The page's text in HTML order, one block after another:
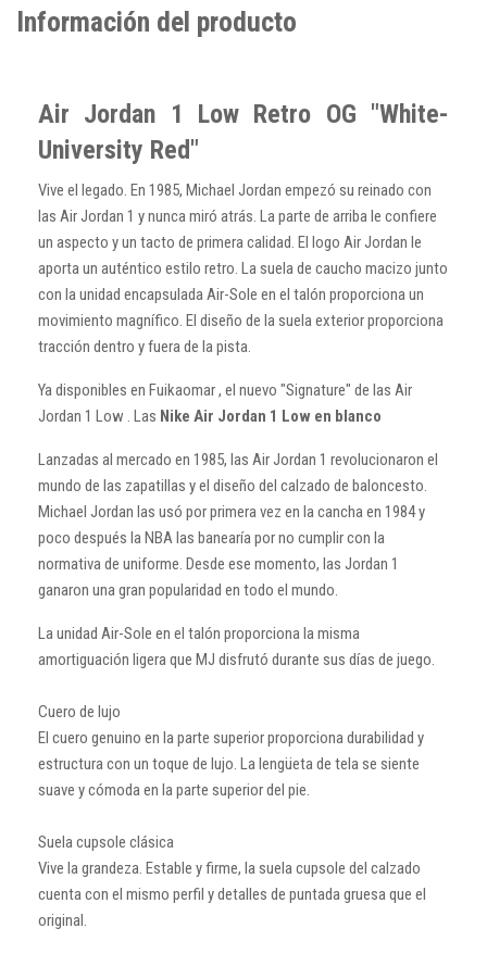
Información del producto
Air Jordan 1 Low Retro OG "White-
University Red"
Vive el legado. En 1985, Michael Jordan empezó su reinado con
las Air Jordan 1 y nunca miró atrás. La parte de arriba le confiere
un aspecto y un tacto de primera calidad. El logo Air Jordan le
aporta un auténtico estilo retro. La suela de caucho macizo junto
con la unidad encapsulada Air-Sole en el talón proporciona un
movimiento magnífico. El diseño de la suela exterior proporciona
tracción dentro y fuera de la pista.
Ya disponibles en Fuikaomar , el nuevo "Signature" de las Air
Jordan 1 Low . Las Nike Air Jordan 1 Low en blanco
Lanzadas al mercado en 1985, las Air Jordan 1 revolucionaron el
mundo de las zapatillas y el diseño del calzado de baloncesto.
Michael Jordan las usó por primera vez en la cancha en 1984 y
poco después la NBA las banearía por no cumplir con la
normativa de uniforme. Desde ese momento, las Jordan 1
ganaron una gran popularidad en todo el mundo.
La unidad Air-Sole en el talón proporciona la misma
amortiguación ligera que MJ disfrutó durante sus días de juego.
Cuero de lujo
El cuero genuino en la parte superior proporciona durabilidad y
estructura con un toque de lujo. La lengüeta de tela se siente
suave y cómoda en la parte superior del pie.
Suela cupsole clásica
Vive la grandeza. Estable y firme, la suela cupsole del calzado
cuenta con el mismo perfil y detalles de puntada gruesa que el
original.